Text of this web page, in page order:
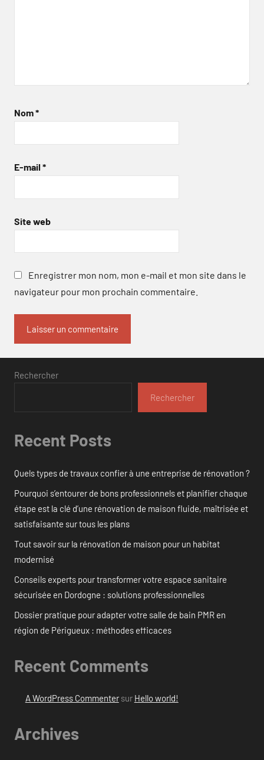
Nom*
E-mail *
Site web
Enregistrer mon nom, mon e-mail et mon site dans le
navigateur pour mon prochain commentaire.
Rechercher
Rechercher
Recent Posts
Quels types de travaux confier à une entreprise de rénovation ?
Pourquoi s’entourer de bons professionnels et planifier chaque
étape est la clé d’une rénovation de maison fluide, maîtrisée et
satisfaisante sur tous les plans
Tout savoir sur la rénovation de maison pour un habitat
modernisé
Conseils experts pour transformer votre espace sanitaire
sécurisée en Dordogne : solutions professionnelles
Dossier pratique pour adapter votre salle de bain PMR en
région de Périgueux : méthodes efficaces
Recent Comments
A WordPress Commentersur Hello world!
Archives